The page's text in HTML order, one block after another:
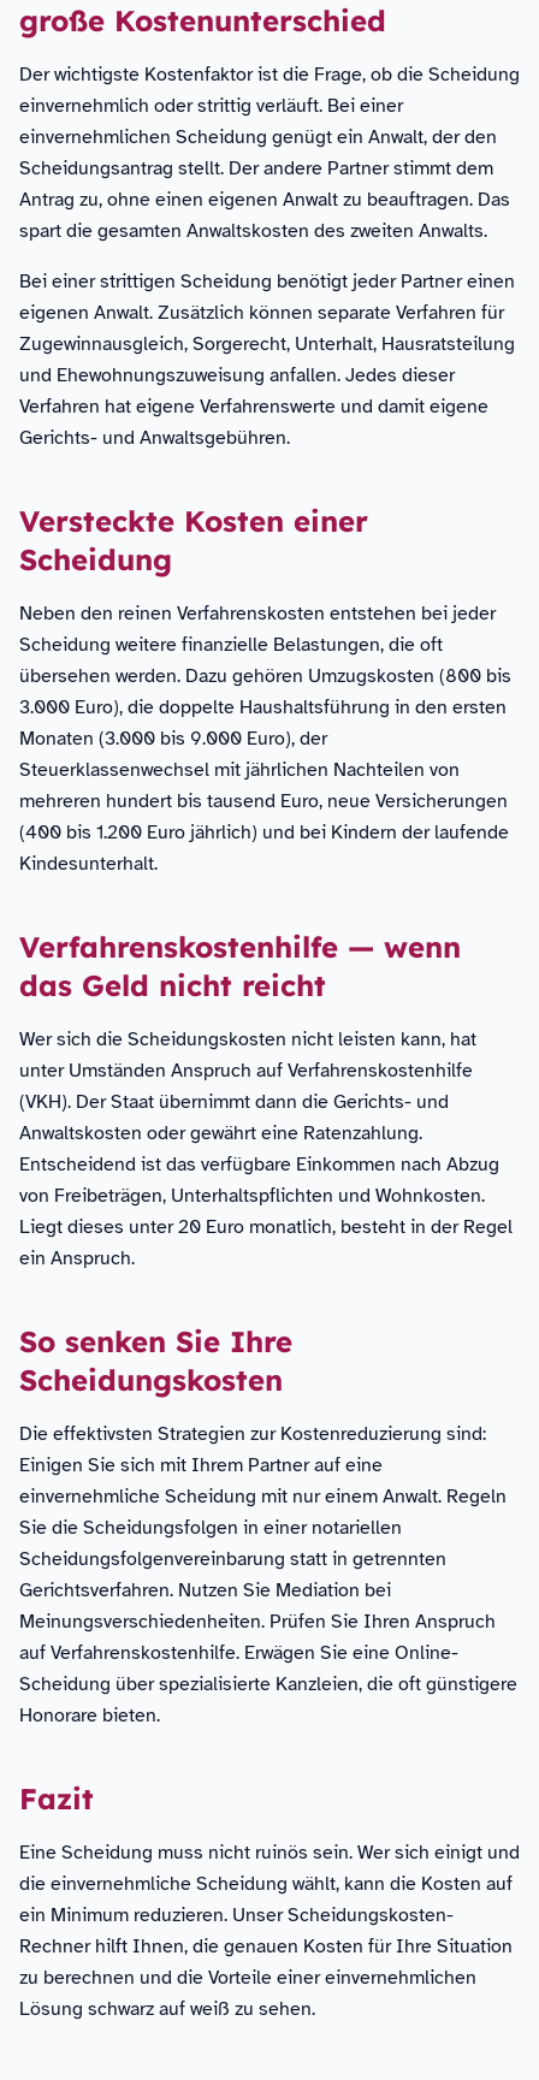
große Kostenunterschied
Der wichtigste Kostenfaktor ist die Frage, ob die Scheidung
einvernehmlich oder strittig verläuft. Bei einer
einvernehmlichen Scheidung genügt ein Anwalt, der den
Scheidungsantrag stellt. Der andere Partner stimmt dem
Antrag zu, ohne einen eigenen Anwalt zu beauftragen. Das
spart die gesamten Anwaltskosten des zweiten Anwalts.
Bei einer strittigen Scheidung benötigt jeder Partner einen
eigenen Anwalt. Zusätzlich können separate Verfahren für
Zugewinnausgleich, Sorgerecht, Unterhalt, Hausratsteilung
und Ehewohnungszuweisung anfallen. Jedes dieser
Verfahren hat eigene Verfahrenswerte und damit eigene
Gerichts- und Anwaltsgebühren.
Versteckte Kosten einer
Scheidung
Neben den reinen Verfahrenskosten entstehen bei jeder
Scheidung weitere finanzielle Belastungen, die oft
übersehen werden. Dazu gehören Umzugskosten (800 bis
3.000 Euro), die doppelte Haushaltsführung in den ersten
Monaten (3.000 bis 9.000 Euro), der
Steuerklassenwechsel mit jährlichen Nachteilen von
mehreren hundert bis tausend Euro, neue Versicherungen
(400 bis 1.200 Euro jährlich) und bei Kindern der laufende
Kindesunterhalt.
Verfahrenskostenhilfe — wenn
das Geld nicht reicht
Wer sich die Scheidungskosten nicht leisten kann, hat
unter Umständen Anspruch auf Verfahrenskostenhilfe
(VKH). Der Staat übernimmt dann die Gerichts- und
Anwaltskosten oder gewährt eine Ratenzahlung.
Entscheidend ist das verfügbare Einkommen nach Abzug
von Freibeträgen, Unterhaltspflichten und Wohnkosten.
Liegt dieses unter 20 Euro monatlich, besteht in der Regel
ein Anspruch.
So senken Sie Ihre
Scheidungskosten
Die effektivsten Strategien zur Kostenreduzierung sind:
Einigen Sie sich mit Ihrem Partner auf eine
einvernehmliche Scheidung mit nur einem Anwalt. Regeln
Sie die Scheidungsfolgen in einer notariellen
Scheidungsfolgenvereinbarung statt in getrennten
Gerichtsverfahren. Nutzen Sie Mediation bei
Meinungsverschiedenheiten. Prüfen Sie Ihren Anspruch
auf Verfahrenskostenhilfe. Erwägen Sie eine Online-
Scheidung über spezialisierte Kanzleien, die oft günstigere
Honorare bieten.
Fazit
Eine Scheidung muss nicht ruinös sein. Wer sich einigt und
die einvernehmliche Scheidung wählt, kann die Kosten auf
ein Minimum reduzieren. Unser Scheidungskosten-
Rechner hilft Ihnen, die genauen Kosten für Ihre Situation
zu berechnen und die Vorteile einer einvernehmlichen
Lösung schwarz auf weiß zu sehen.